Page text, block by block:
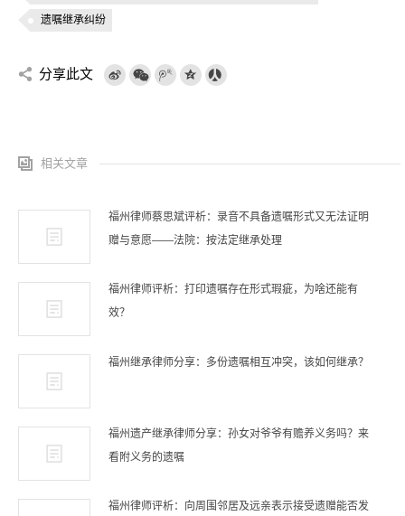
遗嘱继承纠纷
分享此文
相关文章
福州律师蔡思斌评析：录音不具备遗嘱形式又无法证明
赠与意愿——法院：按法定继承处理
福州律师评析：打印遗嘱存在形式瑕疵，为啥还能有
效？
福州继承律师分享：多份遗嘱相互冲突，该如何继承？
福州遗产继承律师分享：孙女对爷爷有赡养义务吗？来
看附义务的遗嘱
福州律师评析：向周围邻居及远亲表示接受遗赠能否发